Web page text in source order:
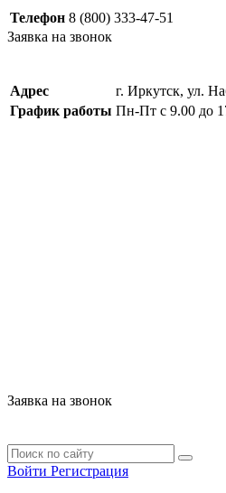
Телефон 8 (800) 333-47-51
Заявка на звонок
Адрес
г. Иркутск, ул.
График работы Пн-Пт с 9.00 до
Заявка на звонок
Войти Регистрация